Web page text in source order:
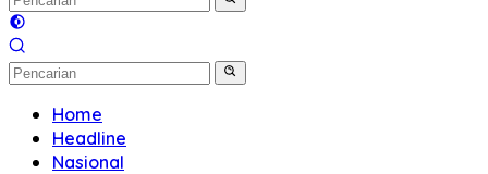
Home
Headline
Nasional